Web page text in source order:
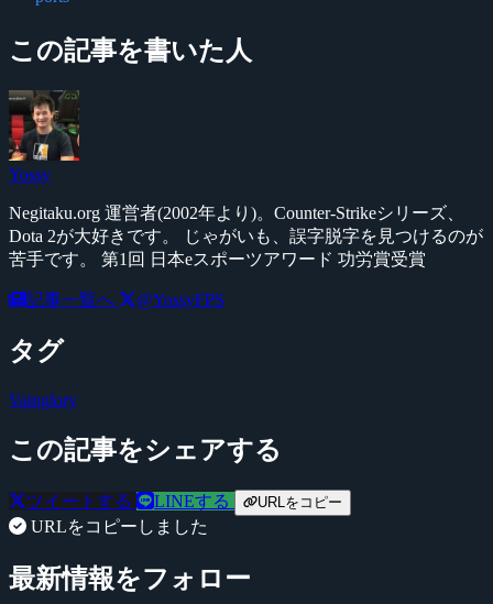
この記事を書いた人
Yossy
Negitaku.org 運営者(2002年より)。Counter-Strikeシリーズ、
Dota 2が大好きです。 じゃがいも、誤字脱字を見つけるのが
苦手です。 第1回 日本eスポーツアワード 功労賞受賞
記事一覧へ @YossyFPS
タグ
Vainglory
この記事をシェアする
ツイートする LINEする URLをコピー
URLをコピーしました
最新情報をフォロー